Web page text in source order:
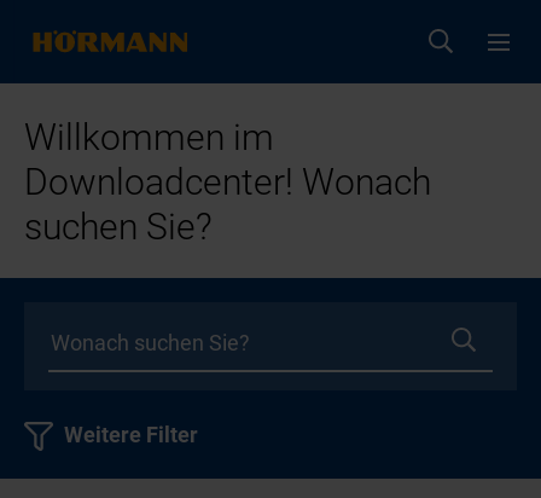
Willkommen im
Downloadcenter! Wonach
suchen Sie?
Weitere Filter